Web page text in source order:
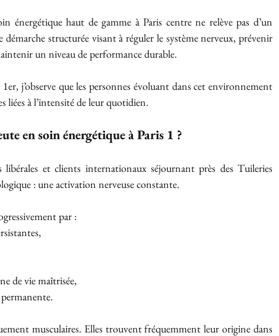
énergétique haut de gamme à Paris centre ne relève pas d’un
démarche structurée visant à réguler le système nerveux, prévenir
un niveau de performance durable.
j’observe que les personnes évoluant dans cet environnement
liées à l’intensité de leur quotidien.
en soin énergétique à Paris 1 ?
libérales et clients internationaux séjournant près des Tuileries
: une activation nerveuse constante.
par :
de vie maîtrisée,
musculaires. Elles trouvent fréquemment leur origine dans